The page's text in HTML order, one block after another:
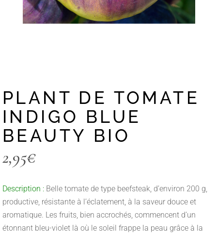
PLANT DE TOMATE
INDIGO BLUE
BEAUTY BIO
2,95€
Description : Belle tomate de type beefsteak, d’environ 200 g,
productive, résistante à l’éclatement, à la saveur douce et
aromatique. Les fruits, bien accrochés, commencent d’un
étonnant bleu-violet là où le soleil frappe la peau grâce à la